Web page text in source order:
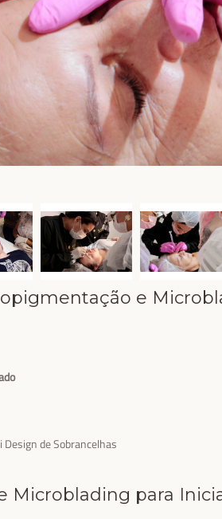
e
de Sobrancelhas
Microblading para